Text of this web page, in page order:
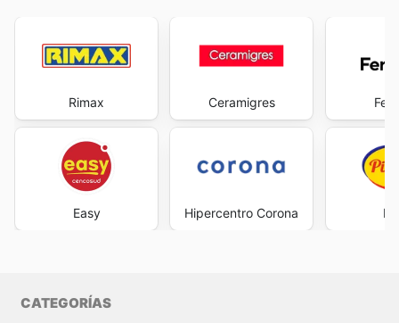
Rimax
Easy
Ceramigres
Hipercentro Corona
CATEGORÍAS